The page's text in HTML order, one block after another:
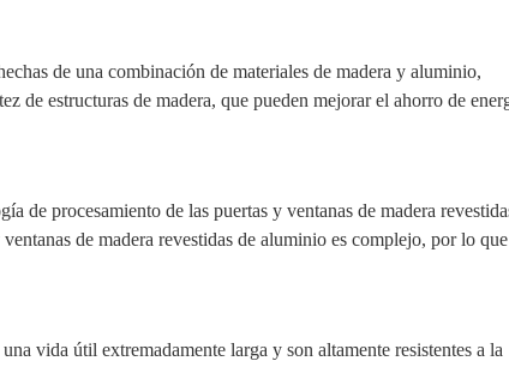
de una combinación de materiales de madera y aluminio,
de estructuras de madera, que pueden mejorar el ahorro de
de procesamiento de las puertas y ventanas de madera
de madera revestidas de aluminio es complejo, por lo
vida útil extremadamente larga y son altamente resistentes a la